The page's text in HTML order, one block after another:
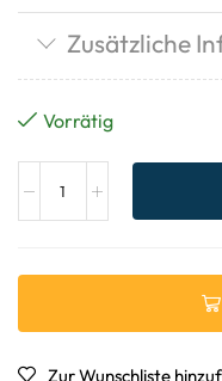
Zusätzliche
Vorrätig
Zur Wunschliste